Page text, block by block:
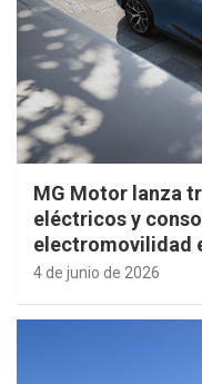
MG Motor lanza
eléctricos y
electromovilidad
4 de junio de 2026